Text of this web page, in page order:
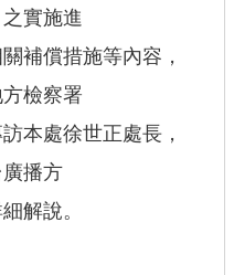
之實施進
償措施等內容，
檢察署
處徐世正處長，
播方
解說。